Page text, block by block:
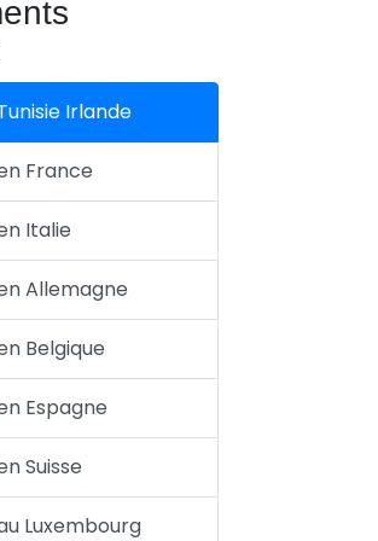
Irlande
France
Italie
Allemagne
Belgique
Espagne
Suisse
Luxembourg